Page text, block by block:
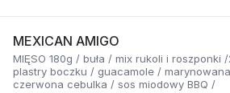
MEXICAN AMIGO
MIĘSO 180g / buła / mix rukoli i roszponki /
plastry boczku / guacamole / marynowana
czerwona cebulka / sos miodowy BBQ /